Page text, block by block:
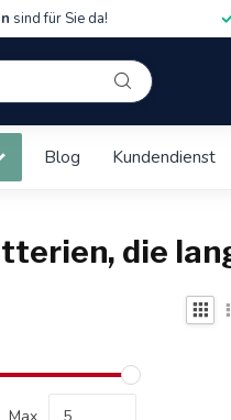
sind für Sie da!
Blog Kundendienst
die
Max